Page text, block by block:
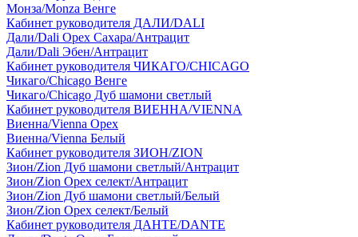
Монза/Monza Венге
Кабинет руководителя ДАЛИ/DALI
Дали/Dali Орех Cахара/Антрацит
Дали/Dali Эбен/Антрацит
Кабинет руководителя ЧИКАГО/CHICAGO
Чикаго/Chicago Венге
Чикаго/Chicago Дуб шамони светлый
Кабинет руководителя ВИЕННА/VIENNA
Виенна/Vienna Орех
Виенна/Vienna Белый
Кабинет руководителя ЗИОН/ZION
Зион/Zion Дуб шамони светлый/Антрацит
Зион/Zion Орех селект/Антрацит
Зион/Zion Дуб шамони светлый/Белый
Зион/Zion Орех селект/Белый
Кабинет руководителя ДАНТЕ/DANTE